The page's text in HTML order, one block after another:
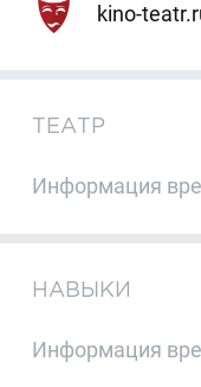
kino-
ТЕАТР
Информация
НАВЫКИ
Информация